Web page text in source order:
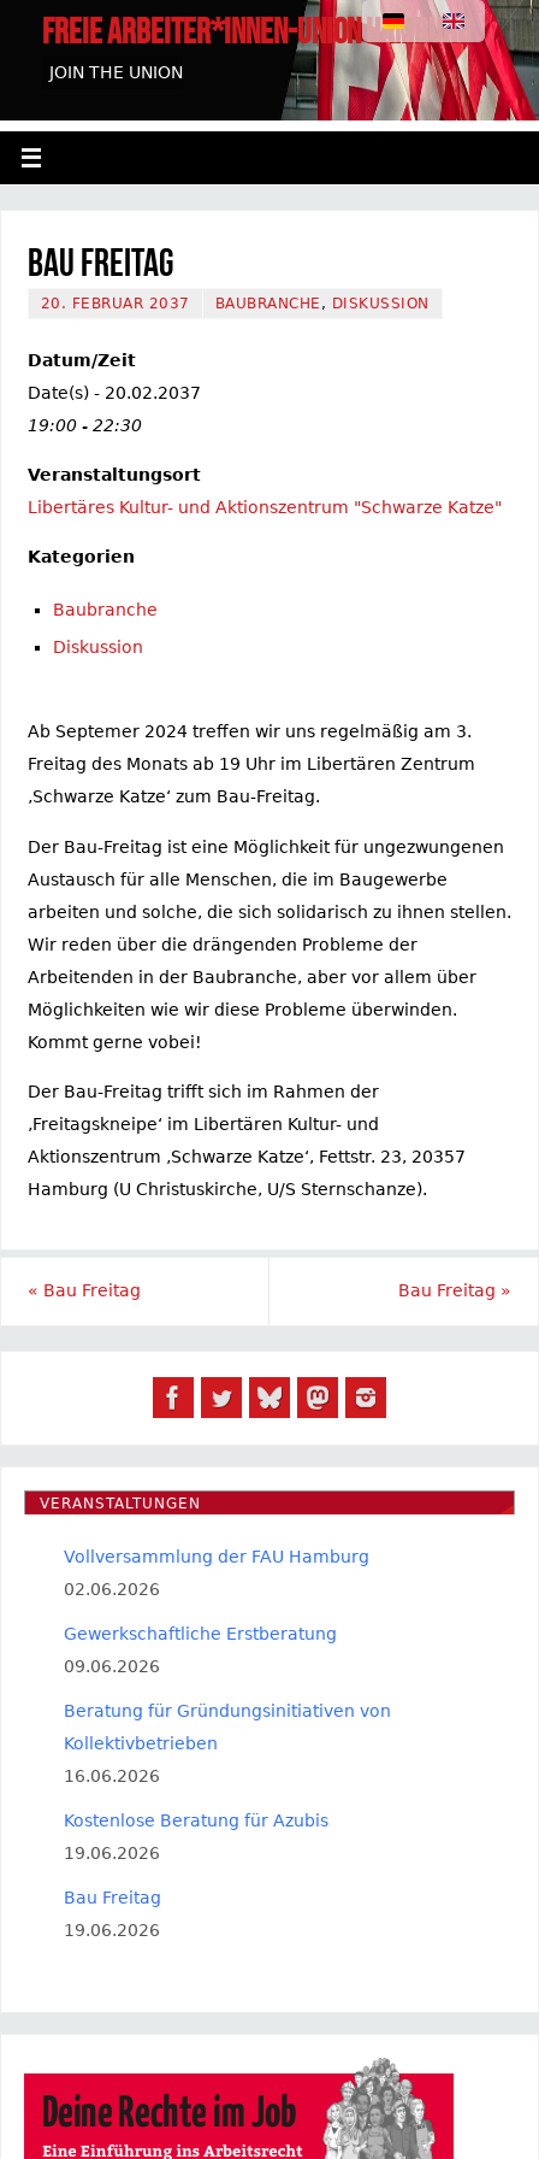
FREIE ARBEITER*INNEN-UNION HAMBURG
JOIN THE UNION
Bau Freitag
20. FEBRUAR 2037 BAUBRANCHE , DISKUSSION
Datum/Zeit
Date(s) - 20.02.2037
19:00 - 22:30
Veranstaltungsort
Libertäres Kultur- und Aktionszentrum "Schwarze Katze"
Kategorien
Baubranche
Diskussion
Ab Septemer 2024 treffen wir uns regelmäßig am 3.
Freitag des Monats ab 19 Uhr im Libertären Zentrum
‚Schwarze Katze‘ zum Bau-Freitag.
Der Bau-Freitag ist eine Möglichkeit für ungezwungenen
Austausch für alle Menschen, die im Baugewerbe
arbeiten und solche, die sich solidarisch zu ihnen stellen.
Wir reden über die drängenden Probleme der
Arbeitenden in der Baubranche, aber vor allem über
Möglichkeiten wie wir diese Probleme überwinden.
Kommt gerne vobei!
Der Bau-Freitag trifft sich im Rahmen der
‚Freitagskneipe‘ im Libertären Kultur- und
Aktionszentrum ‚Schwarze Katze‘, Fettstr. 23, 20357
Hamburg (U Christuskirche, U/S Sternschanze).
« Bau Freitag Bau Freitag »
VERANSTALTUNGEN
Vollversammlung der FAU Hamburg
02.06.2026
Gewerkschaftliche Erstberatung
09.06.2026
Beratung für Gründungsinitiativen von
Kollektivbetrieben
16.06.2026
Kostenlose Beratung für Azubis
19.06.2026
Bau Freitag
19.06.2026